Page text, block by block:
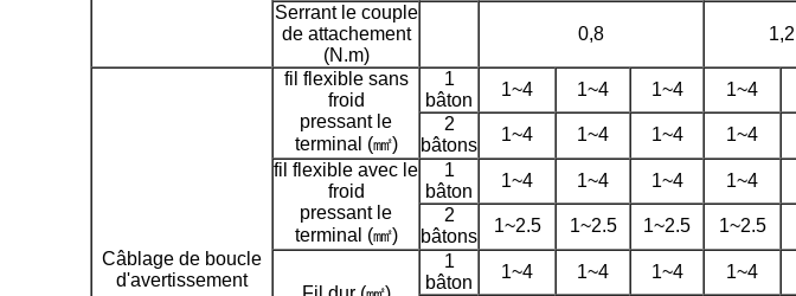
Serrant le couple
de attachement
(N.m)
0,8 1,2
Câblage de boucle
d'avertissement
fil flexible sans
froid
pressant le
terminal (㎟)
1
bâton
1~4 1~4 1~4 1~4
2
bâtons
1~4 1~4 1~4 1~4
fil flexible avec le
froid
pressant le
terminal (㎟)
1
bâton
1~4 1~4 1~4 1~4
2
bâtons
1~2.5 1~2.5 1~2.5 1~2.5
1
bâton
1~4 1~4 1~4 1~4